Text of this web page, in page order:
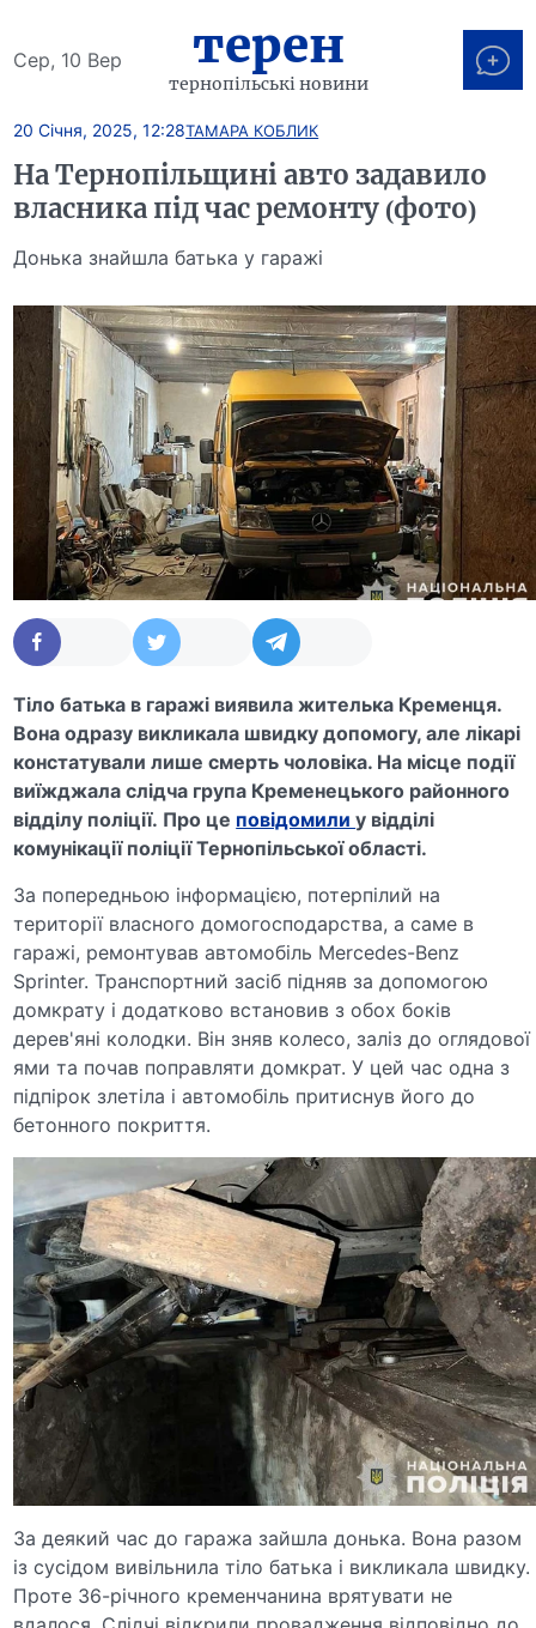
Сер, 10 Вер терен
тернопільські новини
20 Січня, 2025, 12:28ТАМАРА КОБЛИК
На Тернопільщині авто задавило
власника під час ремонту (фото)
Донька знайшла батька у гаражі
Тіло батька в гаражі виявила жителька Кременця.
Вона одразу викликала швидку допомогу, але лікарі
констатували лише смерть чоловіка. На місце події
виїжджала слідча група Кременецького районного
відділу поліції. Про це повідомилиу відділі
комунікації поліції Тернопільської області.
За попередньою інформацією, потерпілий на
території власного домогосподарства, а саме в
гаражі, ремонтував автомобіль Mercedes-Benz
Sprinter. Транспортний засіб підняв за допомогою
домкрату і додатково встановив з обох боків
дерев'яні колодки. Він зняв колесо, заліз до оглядової
ями та почав поправляти домкрат. У цей час одна з
підпірок злетіла і автомобіль притиснув його до
бетонного покриття.
За деякий час до гаража зайшла донька. Вона разом
із сусідом вивільнила тіло батька і викликала швидку.
Проте 36-річного кременчанина врятувати не